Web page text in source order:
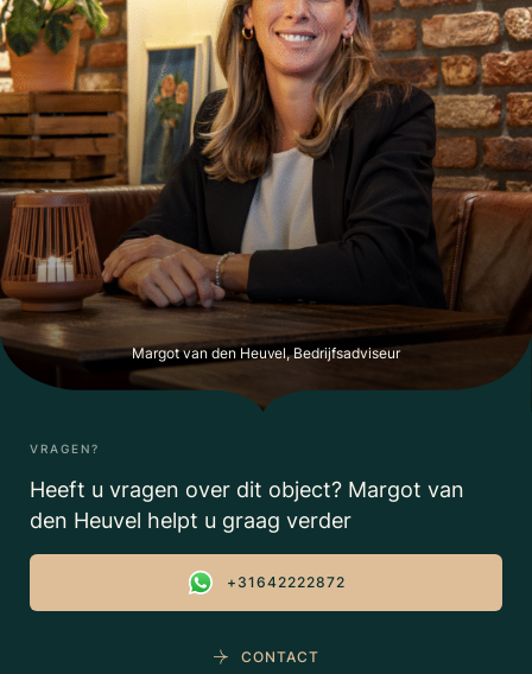
Margot van den Heuvel, Bedrijfsadviseur
VRAGEN?
Heeft u vragen over dit object? Margot van
den Heuvel helpt u graag verder
+31642222872
CONTACT